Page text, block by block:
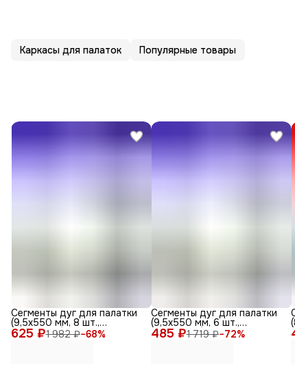
Каркасы для палаток Популярные товары
625 ₽1 982 ₽−68%
Сегменты дуг для палатки
(9,5х550 мм, 8 шт.,
фиберглас) 485 ₽1 719 ₽−72%
Сегменты дуг для палатки
(9,5х550 мм, 6 шт.,
фиберглас)